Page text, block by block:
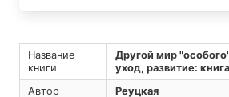
Название
книги
Другой мир
уход, развитие:
Автор
Реуцкая